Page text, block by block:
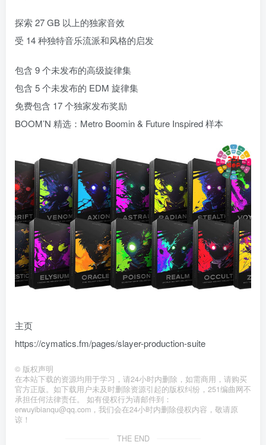
探索 27 GB 以上的独家音效
受 14 种独特音乐流派和风格的启发
包含 9 个未发布的高级旋律集
包含 5 个未发布的 EDM 旋律集
免费包含 17 个独家发布奖励
BOOM’N 精选：Metro Boomin & Future Inspired 样本
主页
https://cymatics.fm/pages/slayer-production-suite
© 版权声明
在本站下载的资源均用于学习，请24小时内删除，如需商用，请购买
官方正版。如下载用户未及时删除资源引起的版权纠纷，251编曲网不
承担任何法律责任。 如有侵权行为请邮件到：
erwuyibianqu@qq.com，我们会在24小时内删除侵权内容，敬请原
谅！
THE END